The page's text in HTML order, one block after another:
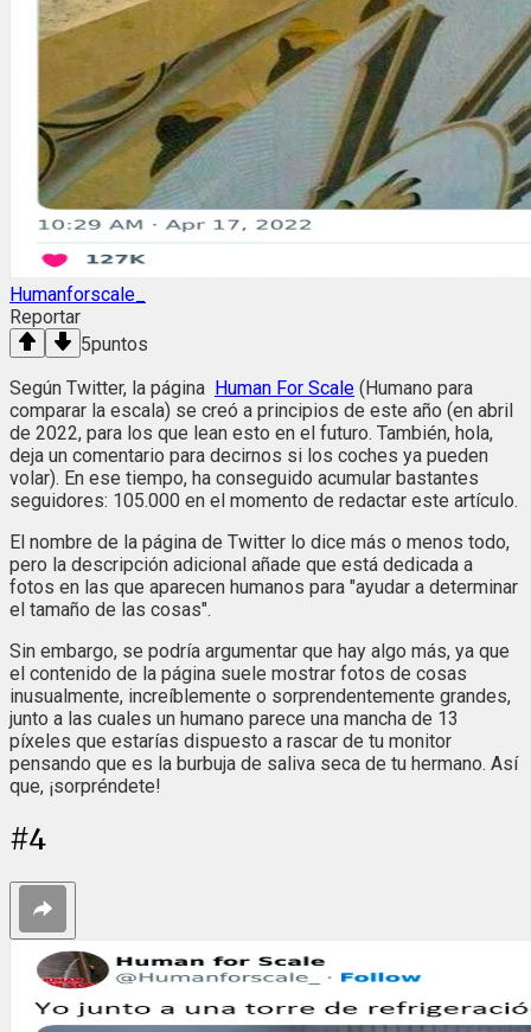
Humanforscale_
Reportar
5puntos
Según Twitter, la página Human For Scale (Humano para
comparar la escala) se creó a principios de este año (en abril
de 2022, para los que lean esto en el futuro. También, hola,
deja un comentario para decirnos si los coches ya pueden
volar). En ese tiempo, ha conseguido acumular bastantes
seguidores: 105.000 en el momento de redactar este artículo.
El nombre de la página de Twitter lo dice más o menos todo,
pero la descripción adicional añade que está dedicada a
fotos en las que aparecen humanos para "ayudar a determinar
el tamaño de las cosas".
Sin embargo, se podría argumentar que hay algo más, ya que
el contenido de la página suele mostrar fotos de cosas
inusualmente, increíblemente o sorprendentemente grandes,
junto a las cuales un humano parece una mancha de 13
píxeles que estarías dispuesto a rascar de tu monitor
pensando que es la burbuja de saliva seca de tu hermano. Así
que, ¡sorpréndete!
#4